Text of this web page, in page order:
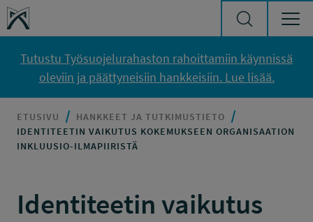
Siirry sisältöön
Työsuojelurahasto
Tutustu Työsuojelurahaston rahoittamiin käynnissä
oleviin ja päättyneisiin hankkeisiin. Lue lisää.
ETUSIVU
HANKKEET JA TUTKIMUSTIETO
IDENTITEETIN VAIKUTUS KOKEMUKSEEN ORGANISAATION
INKLUUSIO-ILMAPIIRISTÄ
Identiteetin vaikutus